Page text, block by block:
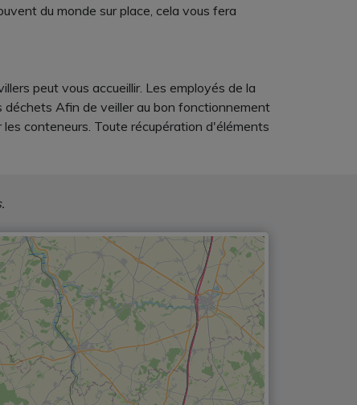
du monde sur place, cela vous fera
peut vous accueillir. Les employés de la
déchets Afin de veiller au bon fonctionnement
conteneurs. Toute récupération d'éléments